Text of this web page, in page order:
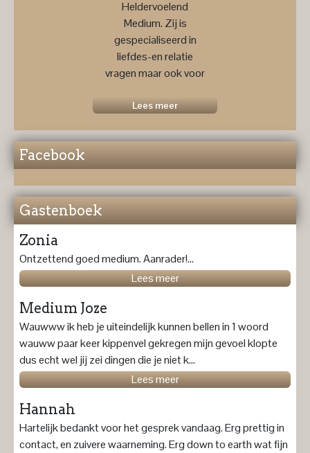
Heldervoelend
Medium. Zij is
gespecialiseerd in
liefdes-en relatie
vragen maar ook voor
toekomstprognose ....
Lees meer
Facebook
Gastenboek
Zonia
Ontzettend goed medium. Aanrader!...
Lees meer
Medium Joze
Wauwww ik heb je uiteindelijk kunnen bellen in 1 woord
wauww paar keer kippenvel gekregen mijn gevoel klopte
dus echt wel jij zei dingen die je niet k...
Lees meer
Hannah
Hartelijk bedankt voor het gesprek vandaag. Erg prettig in
contact, en zuivere waarneming. Erg down to earth wat fijn